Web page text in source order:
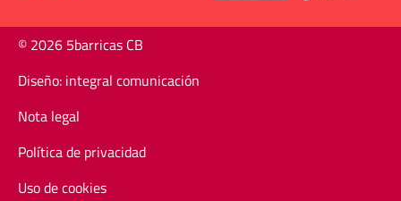
© 2026 5barricas CB
Diseño: integral comunicación
Nota legal
Política de privacidad
Uso de cookies